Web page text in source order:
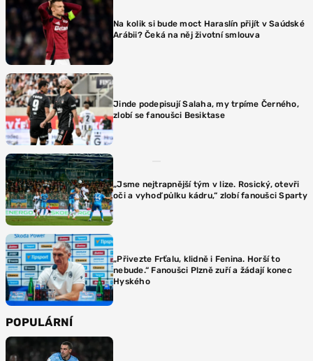
Na kolik si bude moct Haraslín přijít v Saúdské
Arábii? Čeká na něj životní smlouva
Jinde podepisují Salaha, my trpíme Černého,
zlobí se fanoušci Besiktase
„Jsme nejtrapnější tým v lize. Rosický, otevři
oči a vyhoď půlku kádru,“ zlobí fanoušci Sparty
„Přivezte Frťalu, klidně i Fenina. Horší to
nebude.“ Fanoušci Plzně zuří a žádají konec
Hyského
POPULÁRNÍ